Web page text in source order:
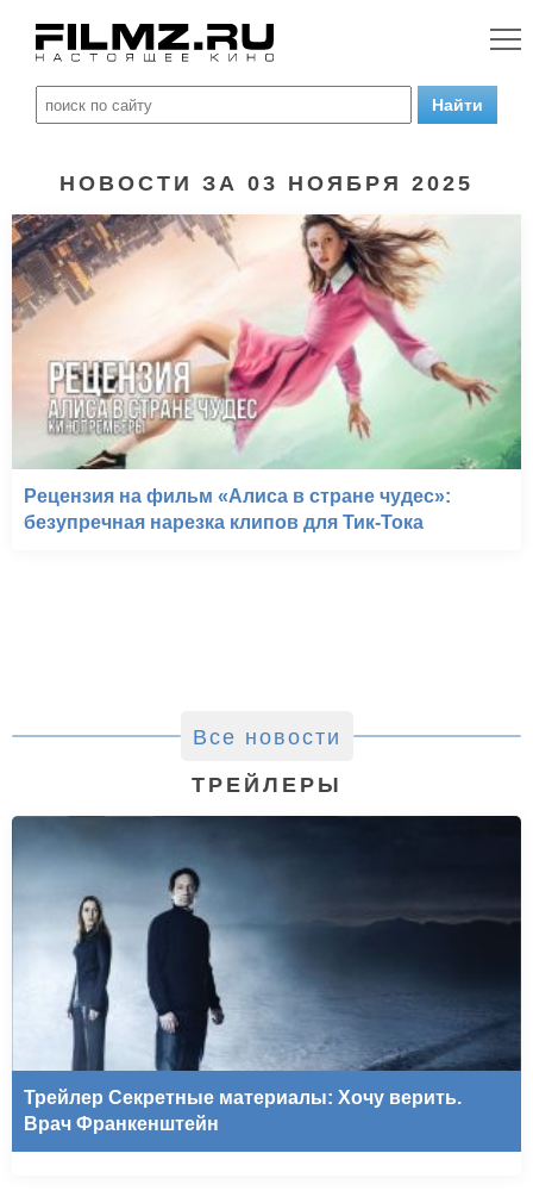
НОВОСТИ ЗА 03 НОЯБРЯ 2025
Рецензия на фильм «Алиса в стране чудес»:
безупречная нарезка клипов для Тик-Тока
Все новости
ТРЕЙЛЕРЫ
Трейлер Секретные материалы: Хочу верить.
Врач Франкенштейн